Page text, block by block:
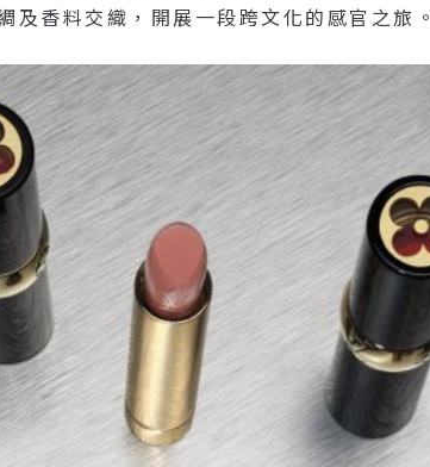
及香料交織，開展一段跨文化的感官之旅。